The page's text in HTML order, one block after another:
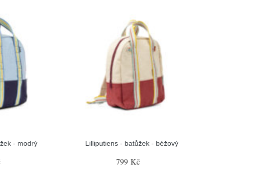
- modrý Lilliputiens - batůžek - béžový
799 Kč